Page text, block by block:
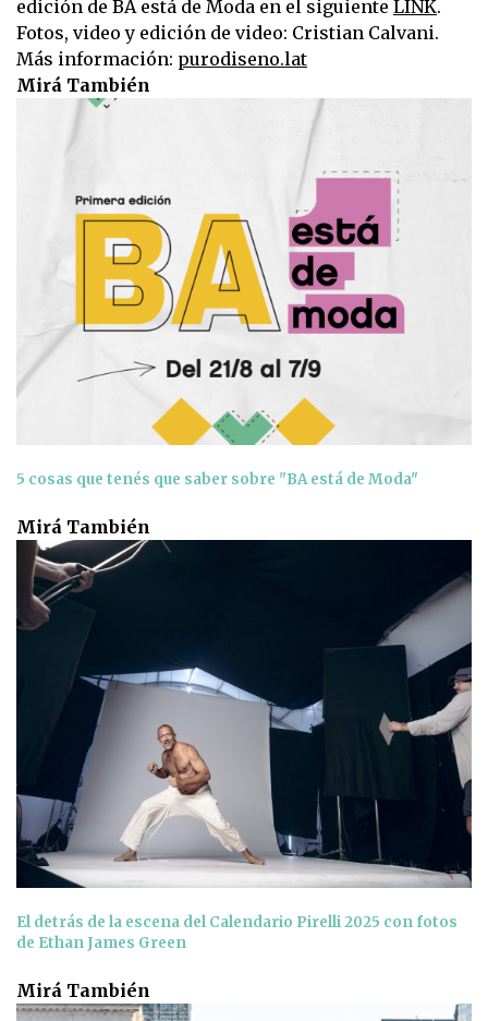
edición de BA está de Moda en el siguiente LINK.
Fotos, video y edición de video: Cristian Calvani.
Más información: purodiseno.lat
Mirá También
5 cosas que tenés que saber sobre "BA está de Moda"
Mirá También
El detrás de la escena del Calendario Pirelli 2025 con fotos
de Ethan James Green
Mirá También